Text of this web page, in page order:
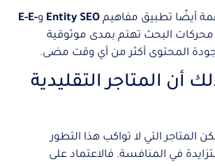
أيضًا تطبيق مفاهيم Entity SEO وE-E-
البحث تهتم بمدى موثوقية
وجودة المحتوى أكثر من أي وقت مضى.
أن المتاجر التقليدية
المتاجر التي لا تواكب هذا التطور
في المنافسة. فالاعتماد على